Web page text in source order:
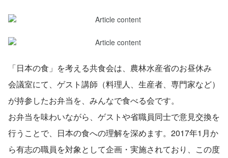
「日本の食」を考える共食会は、農林水産省のお昼休み
会議室にて、ゲスト講師（料理人、生産者、専門家など）
が持参したお弁当を、みんなで食べる会です。
お弁当を味わいながら、ゲストや省職員同士で意見交換を
行うことで、日本の食への理解を深めます。2017年1月か
ら有志の職員を対象として企画・実施されており、この度